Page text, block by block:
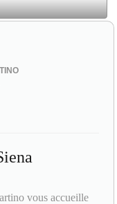
vous accueille